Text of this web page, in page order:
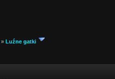
» Luźne gatki